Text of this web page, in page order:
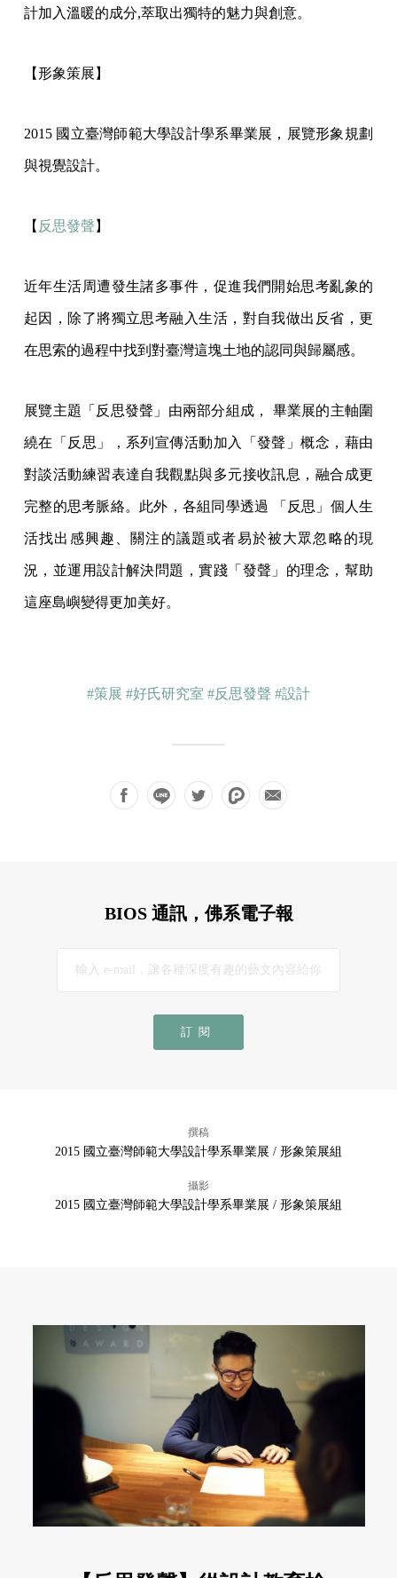
計加入溫暖的成分,萃取出獨特的魅力與創意。
【形象策展】
2015 國立臺灣師範大學設計學系畢業展，展覽形象規劃
與視覺設計。
【 反思發聲 】
近年生活周遭發生諸多事件，促進我們開始思考亂象的
起因，除了將獨立思考融入生活，對自我做出反省，更
在思索的過程中找到對臺灣這塊土地的認同與歸屬感。
展覽主題「反思發聲」由兩部分組成， 畢業展的主軸圍
繞在「反思」，系列宣傳活動加入「發聲」概念，藉由
對談活動練習表達自我觀點與多元接收訊息，融合成更
完整的思考脈絡。此外，各組同學透過 「反思」個人生
活找出感興趣、關注的議題或者易於被大眾忽略的現
況，並運用設計解決問題，實踐「發聲」的理念，幫助
這座島嶼變得更加美好。
#策展 #好氏研究室 #反思發聲 #設計
BIOS 通訊，佛系電子報
訂閱
撰稿
2015 國立臺灣師範大學設計學系畢業展 / 形象策展組
攝影
2015 國立臺灣師範大學設計學系畢業展 / 形象策展組